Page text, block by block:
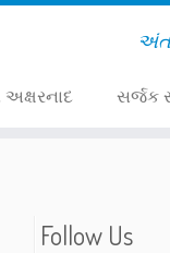
સર્જક
Follow Us